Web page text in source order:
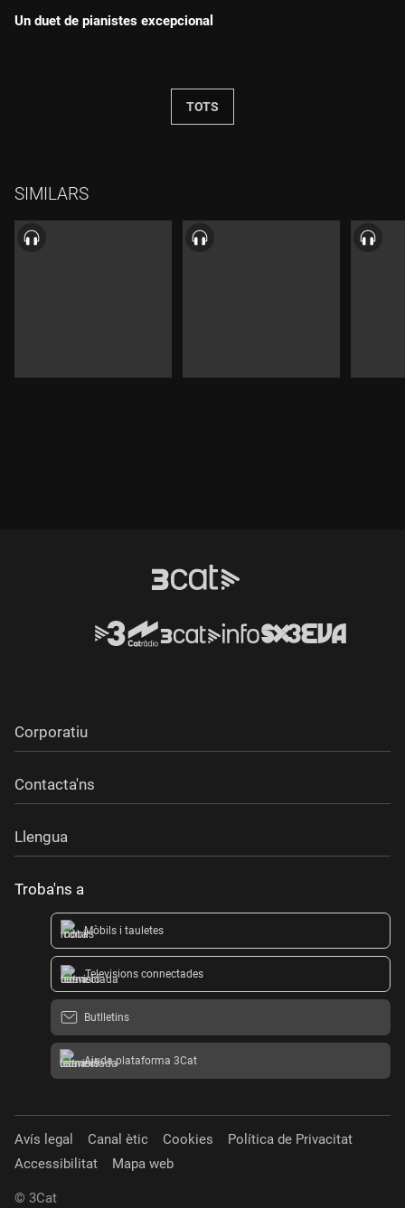
Un duet de pianistes excepcional
TOTS
SIMILARS
Corporatiu
Contacta'ns
Llengua
Troba'ns a
Mòbils i tauletes
Televisions connectades
Butlletins
Ajuda plataforma 3Cat
Avís legal Canal ètic Cookies
Política de Privacitat
Accessibilitat
Mapa web
© 3Cat